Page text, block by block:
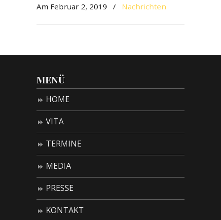
Am Februar 2, 2019 / Nachrichten
MENÜ
HOME
VITA
TERMINE
MEDIA
PRESSE
KONTAKT